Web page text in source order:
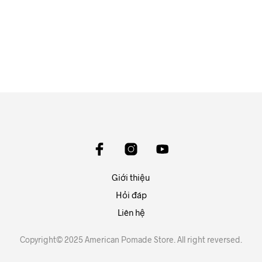
Giới thiệu
Hỏi đáp
Liên hệ
Copyright© 2025 American Pomade Store. All right reversed.